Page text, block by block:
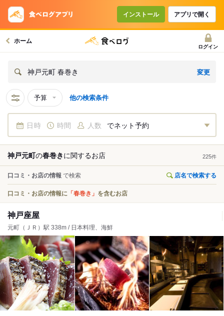
インストール アプリで開く
ホーム
ログイン
神戸元町 春巻き 変更
予算 他の検索条件
日時 時間 人数 でネット予約
神戸元町の春巻きに関するお店 225件
口コミ・お店の情報 で検索 店名で検索する
口コミ・お店の情報に 「春巻き」 を含むお店
神戸座屋
元町（ＪＲ）駅 338m / 日本料理、海鮮